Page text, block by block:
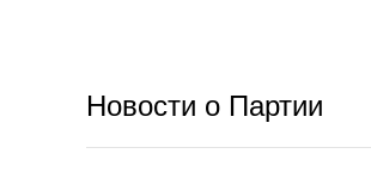
Новости о Партии